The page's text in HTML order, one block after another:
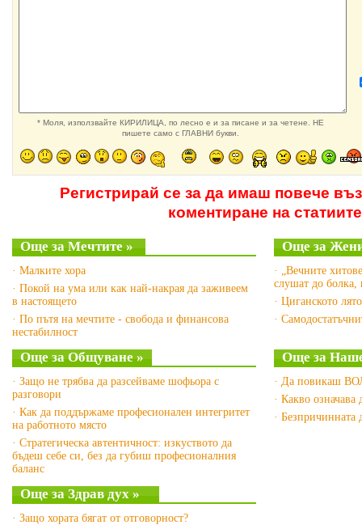
* Моля, използвайте КИРИЛИЦА, по лесно е и за писане и за четене. НЕ
пишете само с ГЛАВНИ букви.
Регистрирай се за да имаш повече
коментиране на статиите
Още за Мечтите »
· Малките хора
· Покой на ума или как най-накрая да заживеем
в настоящето
· По пътя на мечтите - свобода и финансова
нестабилност
Още за
· „Вечните
слушат до болка,
· Циганското
·
Още за Общуване »
· Защо не трябва да разсейваме шофьора с
разговори
· Как да поддържаме професионален интегритет
на работното място
· Стратегическа автентичност: изкуството да
бъдеш себе си, без да губиш професионалния
баланс
Още за
· Да повикаш
· Какво
· Безпричинната
Още за Здрав дух »
· Защо хората бягат от отговорност?